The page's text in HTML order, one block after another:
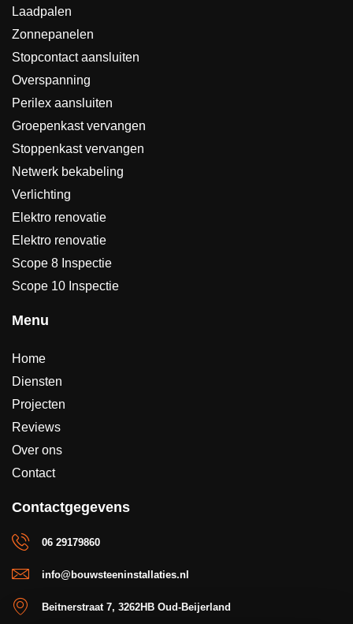
Laadpalen
Zonnepanelen
Stopcontact aansluiten
Overspanning
Perilex aansluiten
Groepenkast vervangen
Stoppenkast vervangen
Netwerk bekabeling
Verlichting
Elektro renovatie
Elektro renovatie
Scope 8 Inspectie
Scope 10 Inspectie
Menu
Home
Diensten
Projecten
Reviews
Over ons
Contact
Contactgegevens
06 29179860
info@bouwsteeninstallaties.nl
Beitnerstraat 7, 3262HB Oud-Beijerland